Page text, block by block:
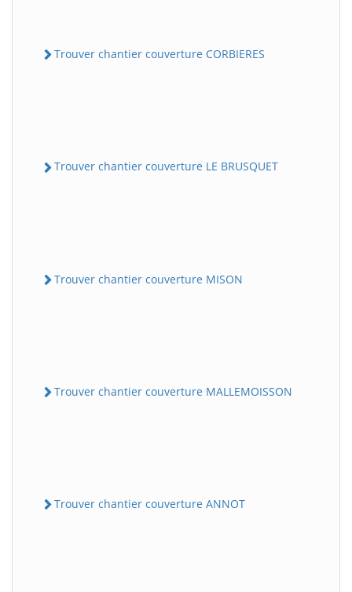
Trouver chantier couverture CORBIERES
Trouver chantier couverture LE BRUSQUET
Trouver chantier couverture MISON
Trouver chantier couverture MALLEMOISSON
Trouver chantier couverture ANNOT